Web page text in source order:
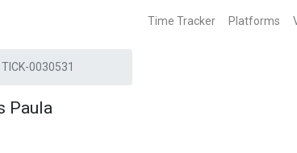
Time Tracker Platforms
TICK-0030531
Paula